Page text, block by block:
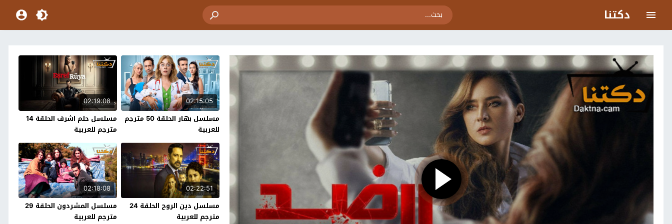
دكتنا
02:15:05
مسلسل بهار الحلقة 50 مترجم
للعربية
02:19:08
مسلسل حلم اشرف الحلقة 14
مترجم للعربية
02:22:51
مسلسل دين الروح الحلقة 24
مترجم للعربية
02:18:08
مسلسل المشردون الحلقة 29
مترجم للعربية